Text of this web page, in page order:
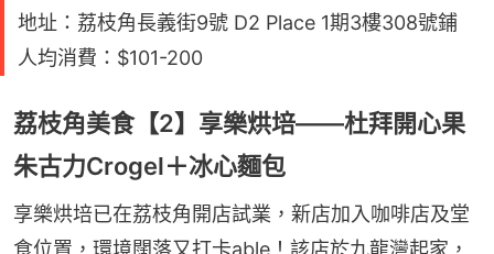
地址：荔枝角長義街9號 D2 Place 1期3樓308號鋪
人均消費：$101-200
荔枝角美食【2】享樂烘培——杜拜開心果
朱古力Crogel＋冰心麵包
享樂烘培已在荔枝角開店試業，新店加入咖啡店及堂
食位置，環境闊落又打卡able！該店於九龍灣起家，